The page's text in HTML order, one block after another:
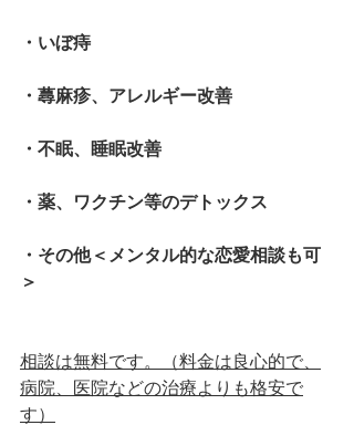
・いぼ痔
・蕁麻疹、アレルギー改善
・不眠、睡眠改善
・薬、ワクチン等のデトックス
・その他＜メンタル的な恋愛相談も可
＞
相談は無料です。（料金は良心的で、
病院、医院などの治療よりも格安で
す）